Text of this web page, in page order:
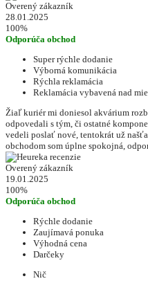
Overený zákazník
28.01.2025
100%
Odporúča obchod
Super rýchle dodanie
Výborná komunikácia
Rýchla reklamácia
Reklamácia vybavená nad
Žiaľ kuriér mi doniesol akvárium
odpovedali s tým, či ostatné
vedeli poslať nové, tentokrát už
obchodom som úplne spokojná,
Overený zákazník
19.01.2025
100%
Odporúča obchod
Rýchle dodanie
Zaujímavá ponuka
Výhodná cena
Darčeky
Nič